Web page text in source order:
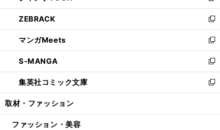
開
く
ウ
で
開
く
ン
ド
ウ
で
開
く
ウ
ィ
ン
ド
ウ
で
開
く
し
い
ウ
ィ
ン
ド
ウ
で
開
ZEBRACK
新
し
い
ウ
ィ
ン
ド
ウ
開
マンガMeets
新
し
い
ウ
ィ
ン
ウ
S-MANGA
新
し
い
ウ
ン
集英社コミック文庫
新
し
ウ
取材・ファッション
ファッション・美容